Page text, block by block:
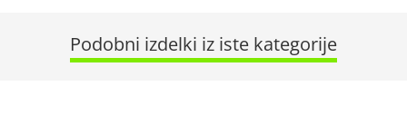
Podobni izdelki iz iste kategorije